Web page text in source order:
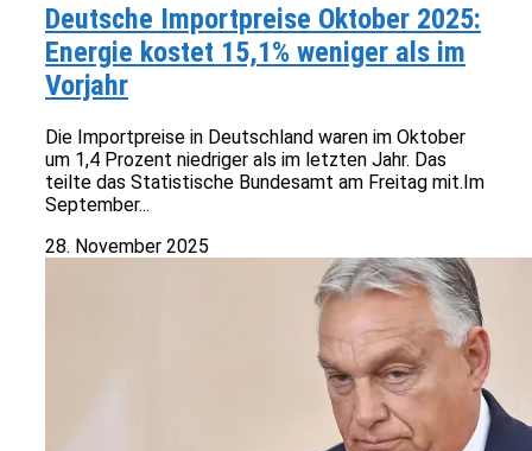
Deutsche Importpreise Oktober 2025:
Energie kostet 15,1% weniger als im
Vorjahr
Die Importpreise in Deutschland waren im Oktober
um 1,4 Prozent niedriger als im letzten Jahr. Das
teilte das Statistische Bundesamt am Freitag mit.Im
September...
28. November 2025